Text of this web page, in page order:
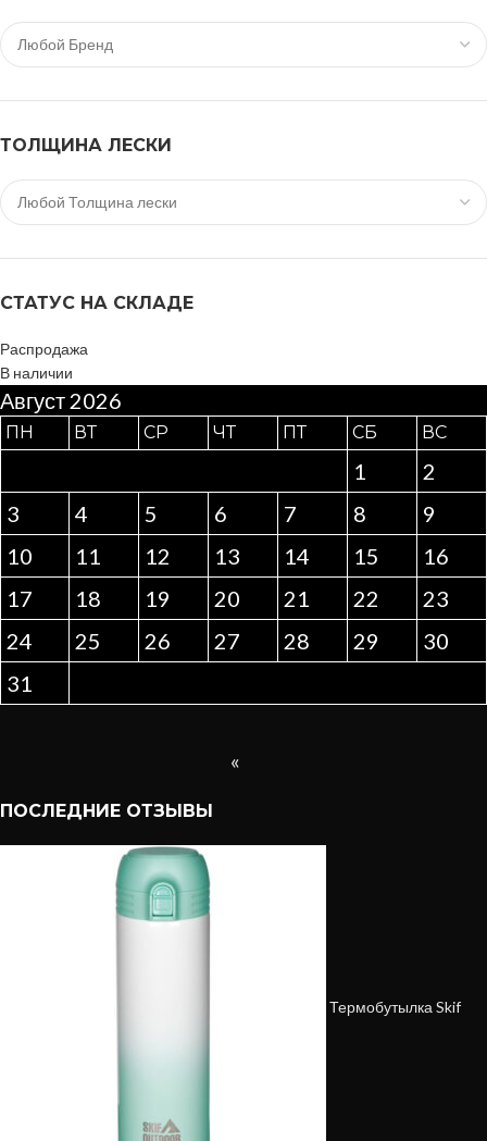
ТОЛЩИНА ЛЕСКИ
СТАТУС НА СКЛАДЕ
Распродажа
В наличии
Август 2026
ПН ВТ СР ЧТ ПТ СБ ВС
1
2
3
4 5 6 7 8
9
10
11 12 13 14 15
16
17
18 19 20 21 22
23
24
25 26 27 28 29
30
31
«
ПОСЛЕДНИЕ ОТЗЫВЫ
Термобутылка Skif